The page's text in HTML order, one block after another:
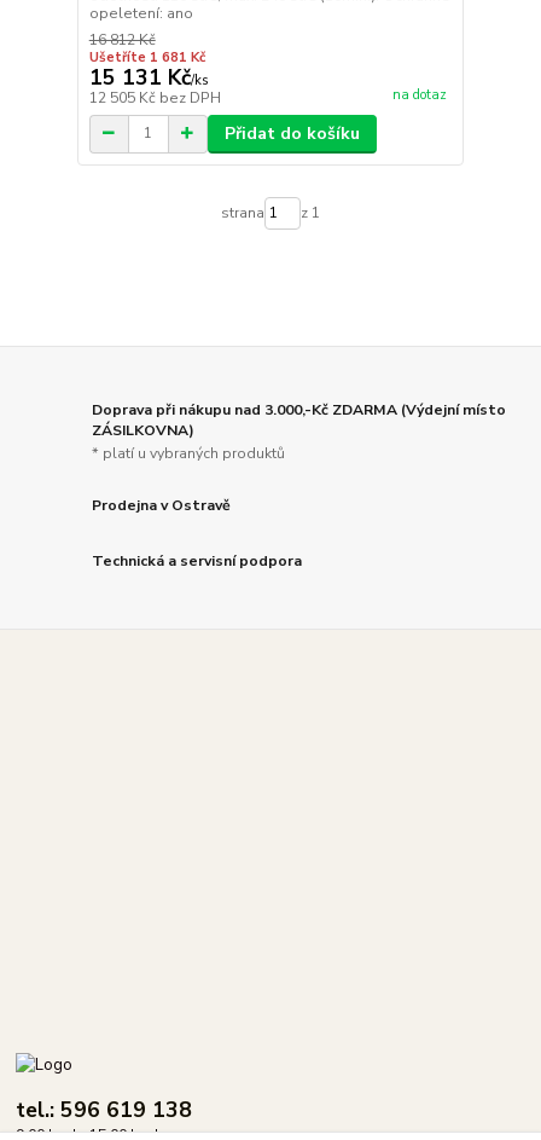
opeletení: ano
16 812 Kč
Ušetříte 1 681 Kč
15 131 Kč/ks
12 505 Kč bez DPH na dotaz
Přidat do košíku
strana z 1
Doprava při nákupu nad 3.000,-Kč ZDARMA (Výdejní místo
ZÁSILKOVNA)
* platí u vybraných produktů
Prodejna v Ostravě
Technická a servisní podpora
tel.: 596 619 138
9.00 hod - 15.00 hod.